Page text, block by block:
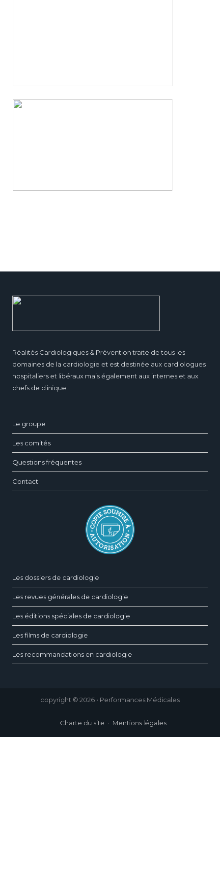
Réalités Cardiologiques & Prévention traite de tous les
domaines de la cardiologie et est destinée aux cardiologues
hospitaliers et libéraux mais également aux internes et aux
chefs de clinique.
Le groupe
Les comités
Questions fréquentes
Contact
Les dossiers de cardiologie
Les revues générales de cardiologie
Les éditions spéciales de cardiologie
Les films de cardiologie
Les recommandations en cardiologie
copyright © 2026 • Performances Médicales
Charte du site Mentions légales